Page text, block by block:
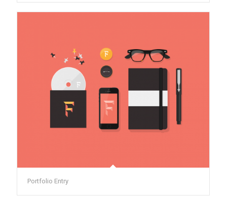
Portfolio Entry